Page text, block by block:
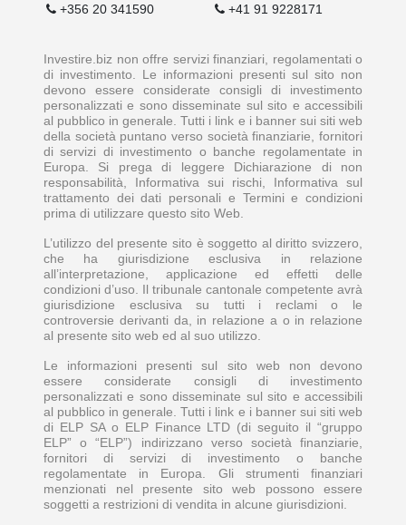
+356 20 341590
+41 91 9228171
Investire.biz non offre servizi finanziari, regolamentati o
di investimento. Le informazioni presenti sul sito non
devono essere considerate consigli di investimento
personalizzati e sono disseminate sul sito e accessibili
al pubblico in generale. Tutti i link e i banner sui siti web
della società puntano verso società finanziarie, fornitori
di servizi di investimento o banche regolamentate in
Europa. Si prega di leggere Dichiarazione di non
responsabilità, Informativa sui rischi, Informativa sul
trattamento dei dati personali e Termini e condizioni
prima di utilizzare questo sito Web.
L’utilizzo del presente sito è soggetto al diritto svizzero,
che ha giurisdizione esclusiva in relazione
all’interpretazione, applicazione ed effetti delle
condizioni d’uso. Il tribunale cantonale competente avrà
giurisdizione esclusiva su tutti i reclami o le
controversie derivanti da, in relazione a o in relazione
al presente sito web ed al suo utilizzo.
Le informazioni presenti sul sito web non devono
essere considerate consigli di investimento
personalizzati e sono disseminate sul sito e accessibili
al pubblico in generale. Tutti i link e i banner sui siti web
di ELP SA o ELP Finance LTD (di seguito il “gruppo
ELP” o “ELP”) indirizzano verso società finanziarie,
fornitori di servizi di investimento o banche
regolamentate in Europa. Gli strumenti finanziari
menzionati nel presente sito web possono essere
soggetti a restrizioni di vendita in alcune giurisdizioni.